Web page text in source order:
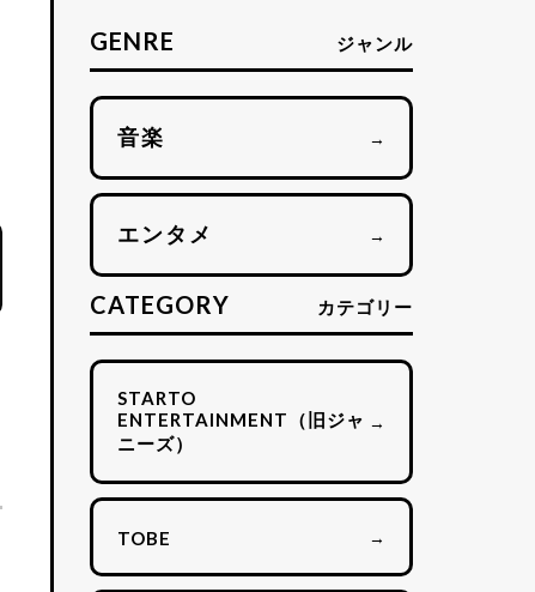
GENRE ジャンル
音楽 →
エンタメ →
CATEGORY カテゴリー
STARTO
ENTERTAINMENT（旧ジャ
ニーズ）
→
TOBE →